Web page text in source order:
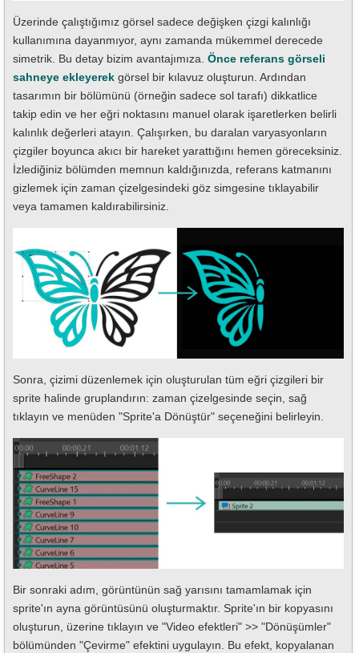
Üzerinde çalıştığımız görsel sadece değişken çizgi kalınlığı
kullanımına dayanmıyor, aynı zamanda mükemmel derecede
simetrik. Bu detay bizim avantajımıza. Önce referans görseli
sahneye ekleyerek görsel bir kılavuz oluşturun. Ardından
tasarımın bir bölümünü (örneğin sadece sol tarafı) dikkatlice
takip edin ve her eğri noktasını manuel olarak işaretlerken belirli
kalınlık değerleri atayın. Çalışırken, bu daralan varyasyonların
çizgiler boyunca akıcı bir hareket yarattığını hemen göreceksiniz.
İzlediğiniz bölümden memnun kaldığınızda, referans katmanını
gizlemek için zaman çizelgesindeki göz simgesine tıklayabilir
veya tamamen kaldırabilirsiniz.
Sonra, çizimi düzenlemek için oluşturulan tüm eğri çizgileri bir
sprite halinde gruplandırın: zaman çizelgesinde seçin, sağ
tıklayın ve menüden "Sprite'a Dönüştür" seçeneğini belirleyin.
Bir sonraki adım, görüntünün sağ yarısını tamamlamak için
sprite'ın ayna görüntüsünü oluşturmaktır. Sprite'ın bir kopyasını
oluşturun, üzerine tıklayın ve "Video efektleri" >> "Dönüşümler"
bölümünden "Çevirme" efektini uygulayın. Bu efekt, kopyalanan